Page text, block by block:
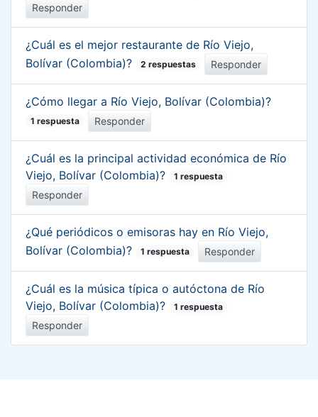
Responder
¿Cuál es el mejor restaurante de Río Viejo,
Bolívar (Colombia)?
2 respuestas Responder
¿Cómo llegar a Río Viejo, Bolívar (Colombia)?
1 respuesta Responder
¿Cuál es la principal actividad económica de Río
Viejo, Bolívar (Colombia)?
1 respuesta
Responder
¿Qué periódicos o emisoras hay en Río Viejo,
Bolívar (Colombia)?
1 respuesta Responder
¿Cuál es la música típica o autóctona de Río
Viejo, Bolívar (Colombia)?
1 respuesta
Responder